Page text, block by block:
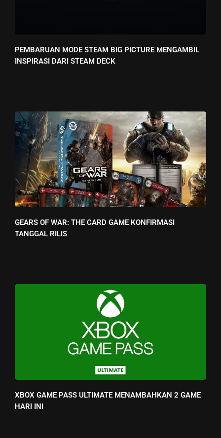
PEMBARUAN MODE STEAM BIG PICTURE MENGAMBIL
INSPIRASI DARI STEAM DECK
GEARS OF WAR: THE CARD GAME KONFIRMASI
TANGGAL RILIS
XBOX GAME PASS ULTIMATE MENAMBAHKAN 2 GAME
HARI INI